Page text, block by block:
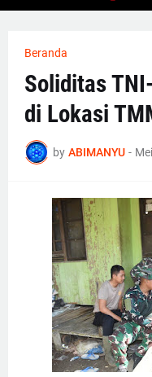
Beranda
Soliditas
di Lokasi
by ABIMANYU -